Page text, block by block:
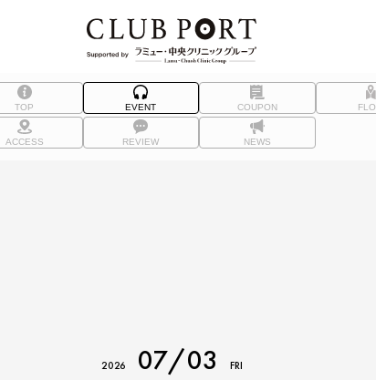
TOP EVENT COUPON
ACCESS REVIEW NEWS
2026 07/03 FRI